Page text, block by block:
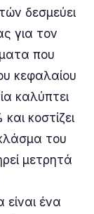
δεσμεύει
για τον
που
κεφαλαίου
καλύπτει
κοστίζει
του
μετρητά
είναι ένα